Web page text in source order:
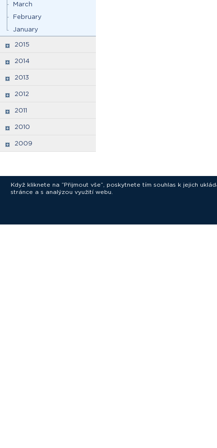
March
February
January
2015
2014
2013
2012
2011
2010
2009
Když kliknete na “Přijmout vše”, poskytnete tím souhlas k jejich
stránce a s analýzou využití webu.